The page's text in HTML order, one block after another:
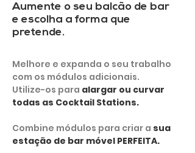
Aumente o seu balcão de bar
e escolha a forma que
pretende.
Melhore e expanda o seu trabalho
com os módulos adicionais.
Utilize-os para alargar ou curvar
todas as Cocktail Stations.
Combine módulos para criar a sua
estação de bar móvel PERFEITA.